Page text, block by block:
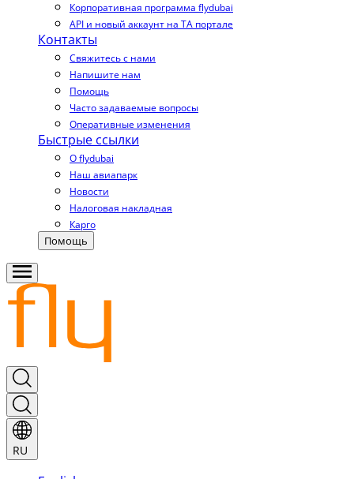
Корпоративная программа flydubai
API и новый аккаунт на TA портале
Контакты
Свяжитесь с нами
Напишите нам
Помощь
Часто задаваемые вопросы
Оперативные изменения
Быстрые ссылки
О flydubai
Наш авиапарк
Новости
Налоговая накладная
Карго
Помощь
RU